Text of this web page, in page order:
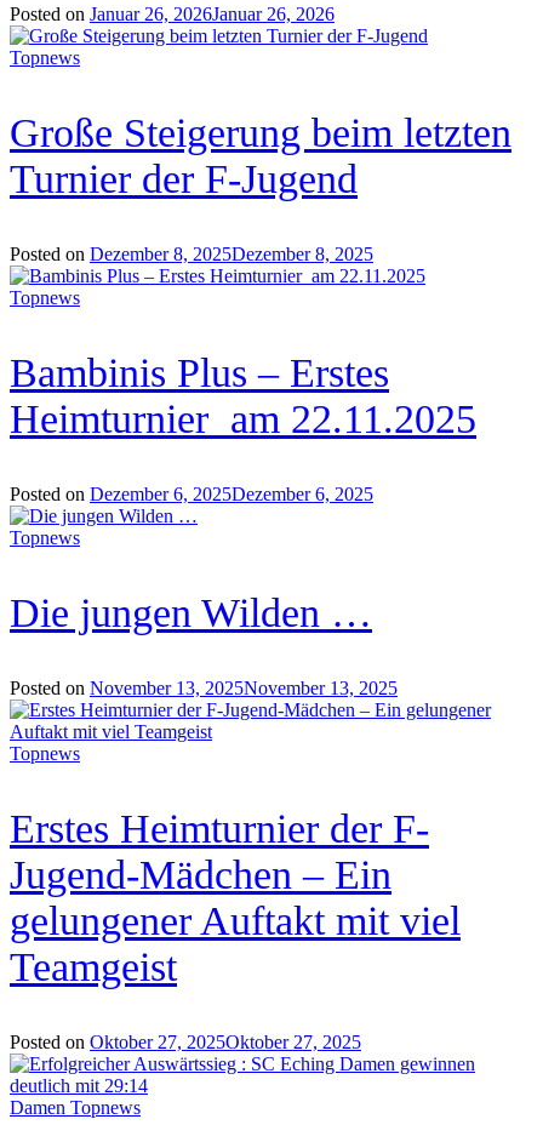
Posted on Januar 26, 2026Januar 26, 2026
Topnews
Große Steigerung beim letzten
Turnier der F-Jugend
Posted on Dezember 8, 2025Dezember 8, 2025
Topnews
Bambinis Plus – Erstes
Heimturnier am 22.11.2025
Posted on Dezember 6, 2025Dezember 6, 2025
Topnews
Die jungen Wilden …
Posted on November 13, 2025November 13, 2025
Topnews
Erstes Heimturnier der F-
Jugend-Mädchen – Ein
gelungener Auftakt mit viel
Teamgeist
Posted on Oktober 27, 2025Oktober 27, 2025
Damen Topnews